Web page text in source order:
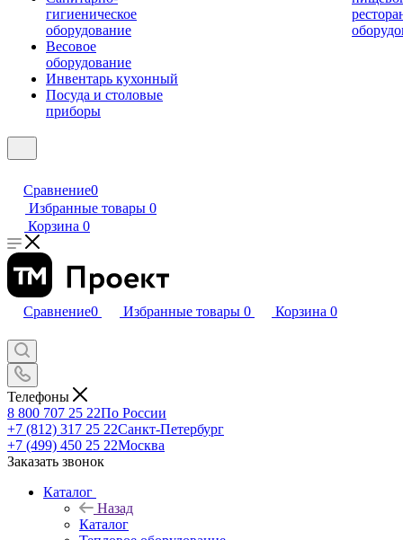
гигиеническое
оборудование
Весовое
оборудование
Инвентарь кухонный
Посуда и столовые
приборы
Сравнение0
Избранные товары 0
Корзина 0
Сравнение0 Избранные товары 0 Корзина 0
Телефоны
8 800 707 25 22По России
+7 (812) 317 25 22Санкт-Петербург
+7 (499) 450 25 22Москва
Заказать звонок
Каталог
Назад
Каталог